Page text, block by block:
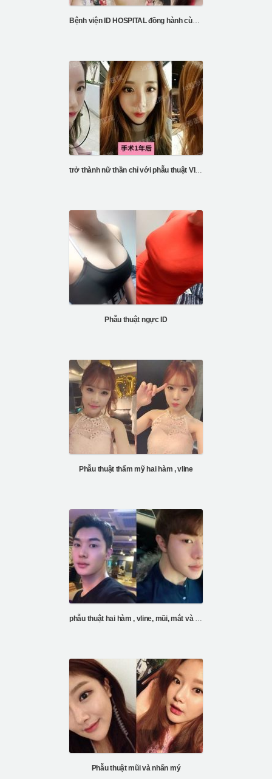
Bệnh viện ID HOSPITAL đồng hành cùng sự thay đổi của Kayla’s FFS
trở thành nữ thần chỉ với phẫu thuật Vline và gò má
Phẫu thuật ngực ID
Phẫu thuật thẩm mỹ hai hàm , vline
Phẫu thuật mũi và nhấn mý